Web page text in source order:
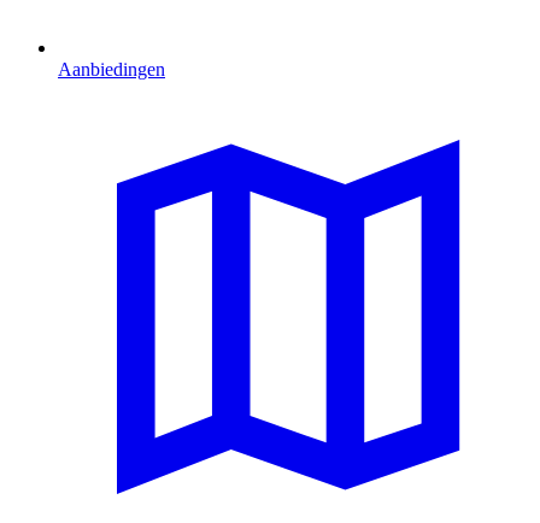
Aanbiedingen